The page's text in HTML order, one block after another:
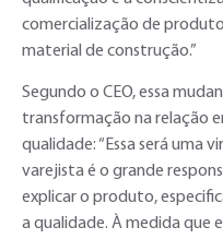
comercialização de
material de construção.”
Segundo o CEO, essa
transformação na relação
qualidade: “Essa será uma
varejista é o grande
explicar o produto,
a qualidade. À medida que